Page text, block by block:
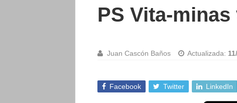
PS Vita-
Juan Cascón Baños Actualizada:
Facebook Twitter LinkedIn